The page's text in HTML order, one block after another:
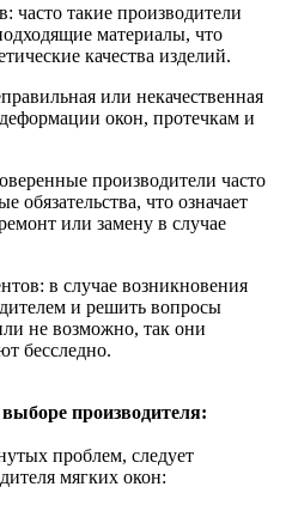
часто такие производители
материалы, что
качества изделий.
или некачественная
окон, протечкам и
производители часто
обязательства, что означает
или замену в случае
в случае возникновения
и решить вопросы
не возможно, так они
бесследно.
производителя:
проблем, следует
мягких окон: